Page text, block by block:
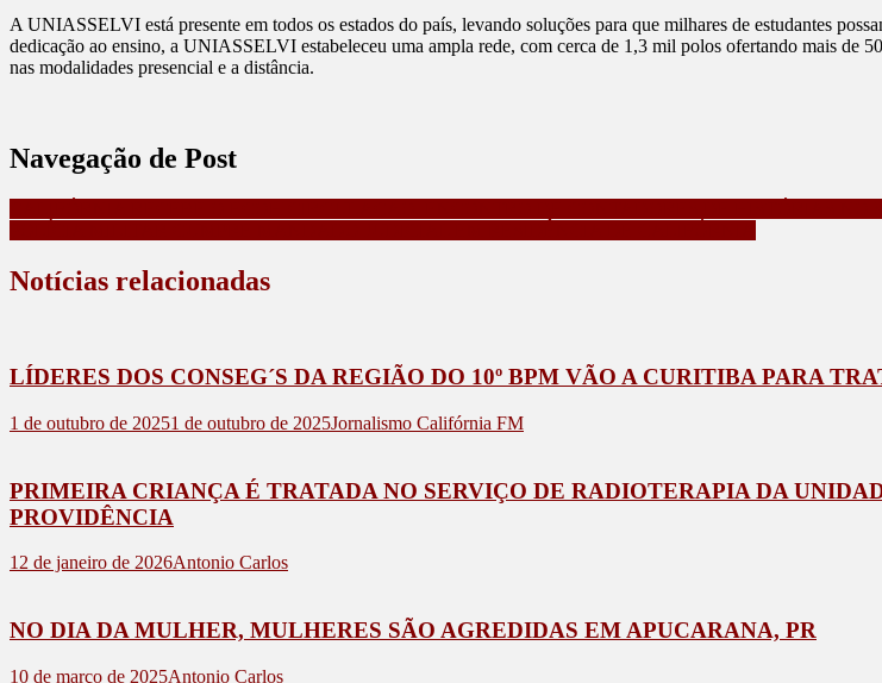
A UNIASSELVI está presente em todos os estados do país, levando soluções para que milhares de estudantes
dedicação ao ensino, a UNIASSELVI estabeleceu uma ampla rede, com cerca de 1,3 mil polos ofertando mais de
nas modalidades presencial e a distância.
Navegação de Post
Notícias relacionadas
LÍDERES DOS CONSEG´S DA REGIÃO DO 10º BPM VÃO A CURITIBA PARA
1 de outubro de 20251 de outubro de 2025Jornalismo Califórnia FM
PRIMEIRA CRIANÇA É TRATADA NO SERVIÇO DE RADIOTERAPIA DA
PROVIDÊNCIA
12 de janeiro de 2026Antonio Carlos
NO DIA DA MULHER, MULHERES SÃO AGREDIDAS EM APUCARANA, PR
10 de março de 2025Antonio Carlos